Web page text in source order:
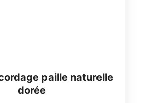
paille naturelle
dorée